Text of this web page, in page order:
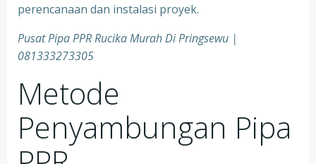
perencanaan dan instalasi proyek.
Pusat Pipa PPR Rucika Murah Di Pringsewu |
081333273305
Metode
Penyambungan Pipa